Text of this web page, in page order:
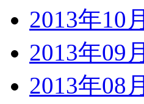
2013年10月
2013年09月
2013年08月